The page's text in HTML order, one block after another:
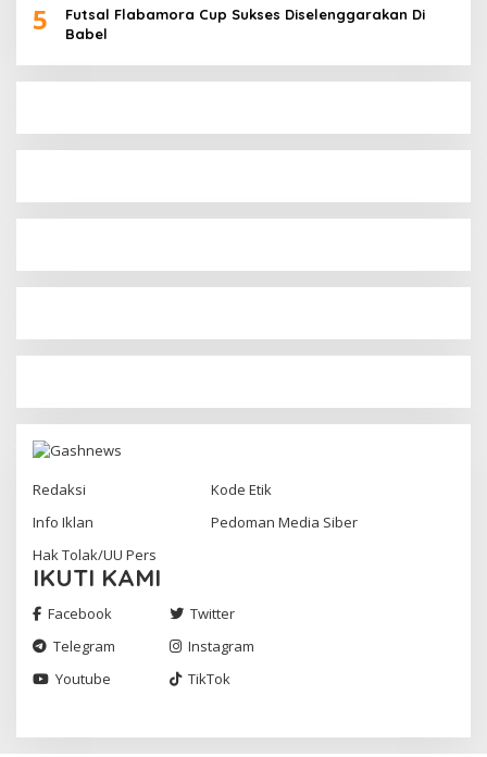
5
Futsal Flabamora Cup Sukses Diselenggarakan Di
Babel
Redaksi
Kode Etik
Info Iklan
Pedoman Media Siber
Hak Tolak/UU Pers
IKUTI KAMI
Facebook
Twitter
Telegram
Instagram
Youtube
TikTok